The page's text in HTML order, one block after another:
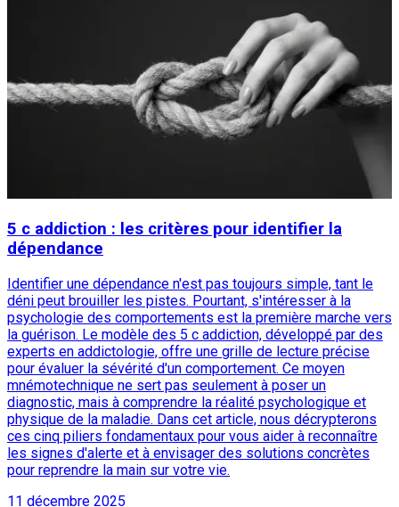
5 c addiction : les critères pour identifier la
dépendance
Identifier une dépendance n'est pas toujours simple, tant le
déni peut brouiller les pistes. Pourtant, s'intéresser à la
psychologie des comportements est la première marche vers
la guérison. Le modèle des 5 c addiction, développé par des
experts en addictologie, offre une grille de lecture précise
pour évaluer la sévérité d'un comportement. Ce moyen
mnémotechnique ne sert pas seulement à poser un
diagnostic, mais à comprendre la réalité psychologique et
physique de la maladie. Dans cet article, nous décrypterons
ces cinq piliers fondamentaux pour vous aider à reconnaître
les signes d'alerte et à envisager des solutions concrètes
pour reprendre la main sur votre vie.
11 décembre 2025